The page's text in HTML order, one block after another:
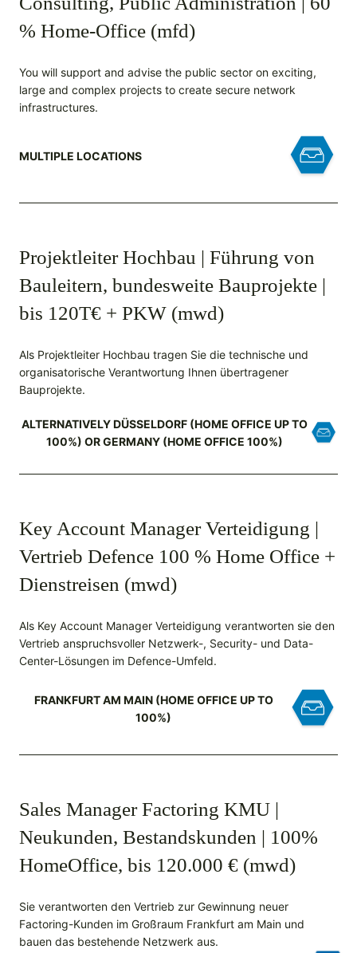
% Home-Office (mfd)
You will support and advise the public sector on exciting,
large and complex projects to create secure network
infrastructures.
MULTIPLE LOCATIONS
Projektleiter Hochbau | Führung von
Bauleitern, bundesweite Bauprojekte |
bis 120T€ + PKW (mwd)
Als Projektleiter Hochbau tragen Sie die technische und
organisatorische Verantwortung Ihnen übertragener
Bauprojekte.
ALTERNATIVELY DÜSSELDORF (HOME OFFICE UP TO
100%) OR GERMANY (HOME OFFICE 100%)
Key Account Manager Verteidigung |
Vertrieb Defence 100 % Home Office +
Dienstreisen (mwd)
Als Key Account Manager Verteidigung verantworten sie den
Vertrieb anspruchsvoller Netzwerk-, Security- und Data-
Center-Lösungen im Defence-Umfeld.
FRANKFURT AM MAIN (HOME OFFICE UP TO
100%)
Sales Manager Factoring KMU |
Neukunden, Bestandskunden | 100%
HomeOffice, bis 120.000 € (mwd)
Sie verantworten den Vertrieb zur Gewinnung neuer
Factoring-Kunden im Großraum Frankfurt am Main und
bauen das bestehende Netzwerk aus.